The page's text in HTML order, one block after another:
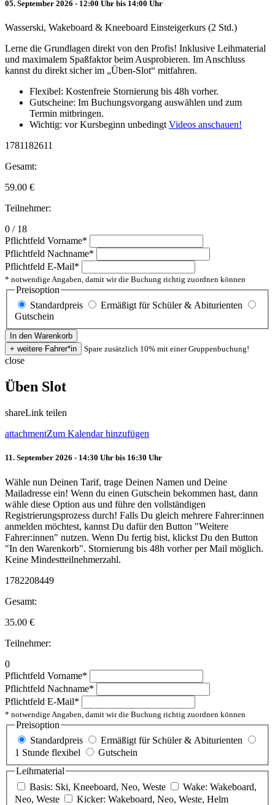
05. September 2026 - 12:00 Uhr bis 14:00 Uhr
Wasserski, Wakeboard & Kneeboard Einsteigerkurs (2 Std.)
Lerne die Grundlagen direkt von den Profis! Inklusive Leihmaterial
und maximalem Spaßfaktor beim Ausprobieren. Im Anschluss
kannst du direkt sicher im „Üben-Slot“ mitfahren.
Flexibel: Kostenfreie Stornierung bis 48h vorher.
Gutscheine: Im Buchungsvorgang auswählen und zum
Termin mitbringen.
Wichtig: vor Kursbeginn unbedingt Videos anschauen!
1781182611
Gesamt:
59.00 €
Teilnehmer:
0 / 18
Pflichtfeld Vorname*
Pflichtfeld Nachname*
Pflichtfeld E-Mail*
* notwendige Angaben, damit wir die Buchung richtig zuordnen können
Preisoption
Standardpreis
Ermäßigt für Schüler & Abiturienten
Gutschein
Spare zusätzlich 10% mit einer Gruppenbuchung!
close
Üben Slot
shareLink teilen
attachmentZum Kalendar hinzufügen
11. September 2026 - 14:30 Uhr bis 16:30 Uhr
Wähle nun Deinen Tarif, trage Deinen Namen und Deine
Mailadresse ein! Wenn du einen Gutschein bekommen hast, dann
wähle diese Option aus und führe den vollständigen
Registrierungsprozess durch! Falls Du gleich mehrere Fahrer:innen
anmelden möchtest, kannst Du dafür den Button "Weitere
Fahrer:innen" nutzen. Wenn Du fertig bist, klickst Du den Button
"In den Warenkorb". Stornierung bis 48h vorher per Mail möglich.
Keine Mindestteilnehmerzahl.
1782208449
Gesamt:
35.00 €
Teilnehmer:
0
Pflichtfeld Vorname*
Pflichtfeld Nachname*
Pflichtfeld E-Mail*
* notwendige Angaben, damit wir die Buchung richtig zuordnen können
Preisoption
Standardpreis
Ermäßigt für Schüler & Abiturienten
1 Stunde flexibel
Gutschein
Leihmaterial
Basis: Ski, Kneeboard, Neo, Weste
Wake: Wakeboard,
Neo, Weste
Kicker: Wakeboard, Neo, Weste, Helm